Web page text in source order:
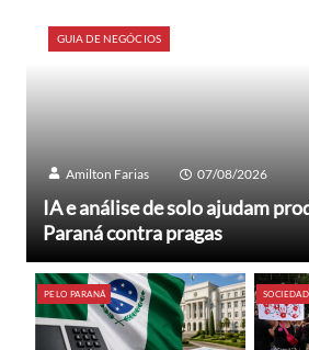
GUIA DE NEGÓCIOS
Amilton Farias 07/08/2026
IA e análise de solo ajudam
Paraná contra pragas
PELO PARANÁ